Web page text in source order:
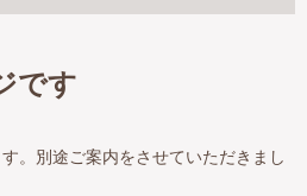
です
。別途ご案内をさせていただきまし